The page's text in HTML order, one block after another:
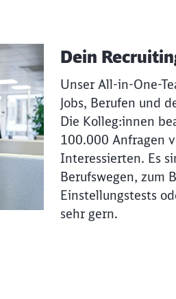
Dein
Unser All-in-One-
Jobs, Berufen und
Die Kolleg:innen
100.000 Anfragen
Interessierten. Es
Berufswegen, zum
Einstellungstests
sehr gern.